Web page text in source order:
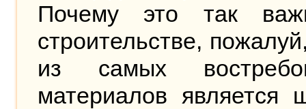
Почему это так
строительстве,
из самых
материалов является